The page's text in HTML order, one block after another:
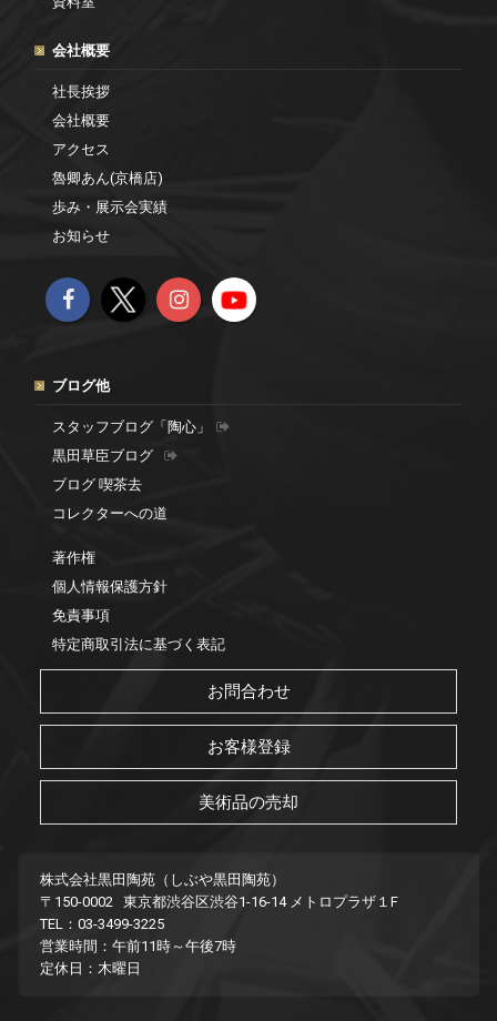
会社概要
社長挨拶
会社概要
アクセス
魯卿あん(京橋店)
歩み・展示会実績
お知らせ
ブログ他
スタッフブログ「陶心」
黒田草臣ブログ
ブログ 喫茶去
コレクターへの道
著作権
個人情報保護方針
免責事項
特定商取引法に基づく表記
お問合わせ
お客様登録
美術品の売却
株式会社黒田陶苑（しぶや黒田陶苑）
〒150-0002 東京都渋谷区渋谷1-16-14 メトロプラザ１F
TEL：03-3499-3225
営業時間：午前11時～午後7時
定休日：木曜日